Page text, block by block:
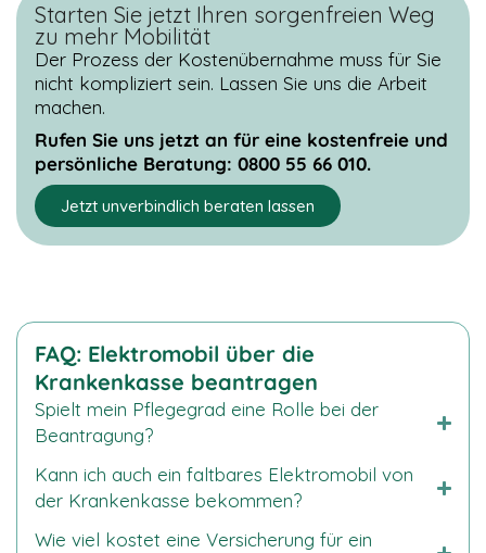
Starten Sie jetzt Ihren sorgenfreien Weg
zu mehr Mobilität
Der Prozess der Kostenübernahme muss für Sie
nicht kompliziert sein. Lassen Sie uns die Arbeit
machen.
Rufen Sie uns jetzt an für eine kostenfreie und
persönliche Beratung: 0800 55 66 010.
Jetzt unverbindlich beraten lassen
FAQ: Elektromobil über die
Krankenkasse beantragen
Spielt mein Pflegegrad eine Rolle bei der
Beantragung?
Kann ich auch ein faltbares Elektromobil von
der Krankenkasse bekommen?
Wie viel kostet eine Versicherung für ein